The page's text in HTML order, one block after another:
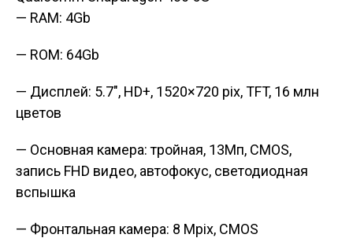
— RAM: 4Gb
— ROM: 64Gb
— Дисплей: 5.7″, HD+, 1520×720 pix, TFT, 16 млн
цветов
— Основная камера: тройная, 13Мп, CMOS,
запись FHD видео, автофокус, светодиодная
вспышка
— Фронтальная камера: 8 Mpix, CMOS